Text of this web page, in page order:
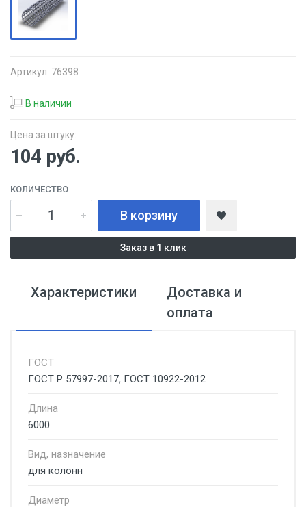
Артикул: 76398
В наличии
Цена за штуку:
104 руб.
КОЛИЧЕСТВО
В корзину
Заказ в 1 клик
Характеристики
Доставка и
оплата
ГОСТ
ГОСТ Р 57997-2017, ГОСТ 10922-2012
Длина
6000
Вид, назначение
для колонн
Диаметр